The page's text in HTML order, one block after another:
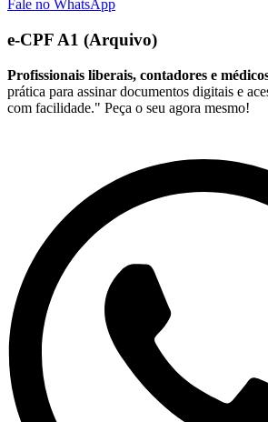
Fale no WhatsApp
e-CPF A1 (Arquivo)
Profissionais liberais, contadores e
prática para assinar documentos digitais e
com facilidade." Peça o seu agora mesmo!